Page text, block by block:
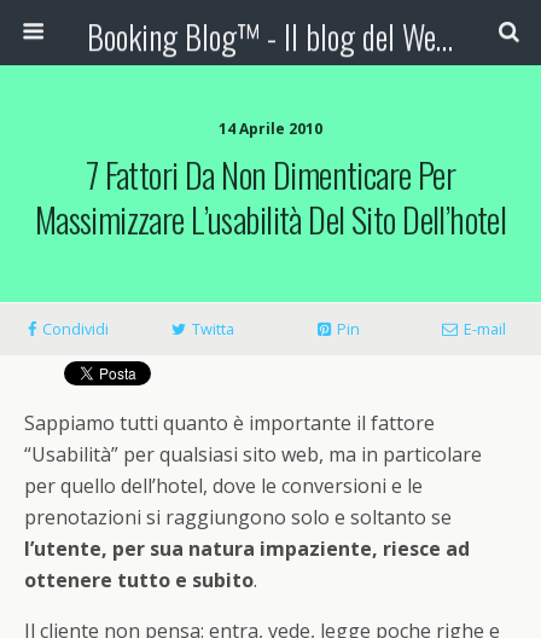
Booking Blog™ - Il blog del Web Marketing Turistico
14 Aprile 2010
7 Fattori Da Non Dimenticare Per
Massimizzare L’usabilità Del Sito Dell’hotel
Condividi Twitta Pin E-mail
Sappiamo tutti quanto è importante il fattore
“Usabilità” per qualsiasi sito web, ma in particolare
per quello dell’hotel, dove le conversioni e le
prenotazioni si raggiungono solo e soltanto se
l’utente, per sua natura impaziente, riesce ad
ottenere tutto e subito.
Il cliente non pensa: entra, vede, legge poche righe e